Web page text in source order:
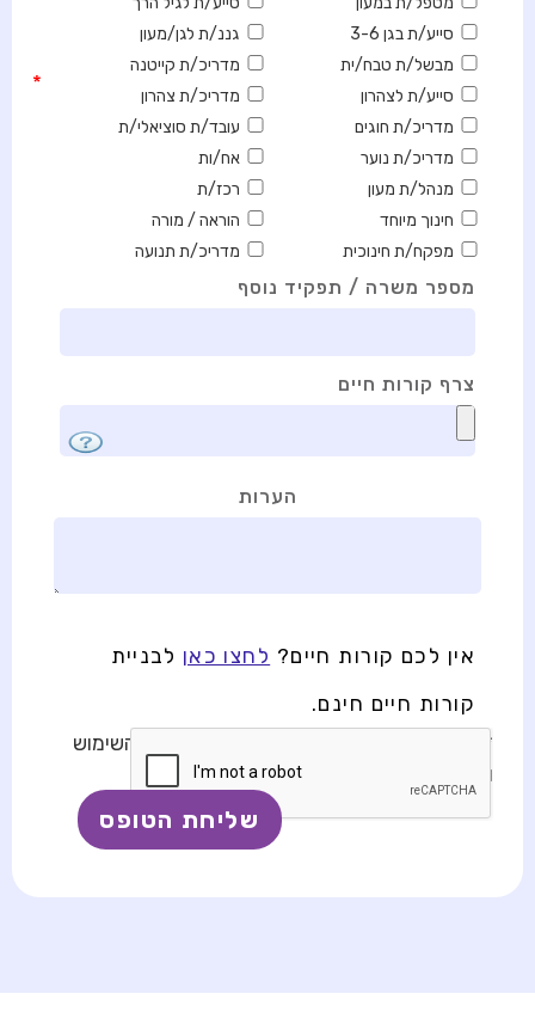
סייע/ת בגן 3-6
גננ/ת לגן/מעון
מבשל/ת טבח/ית
מדריכ/ת קייטנה
סייע/ת לצהרון
מדריכ/ת צהרון
מדריכ/ת חוגים
עובד/ת סוציאלי/ת
מדריכ/ת נוער
אח/ות
מנהל/ת מעון
רכז/ת
חינוך מיוחד
הוראה / מורה
מפקח/ת חינוכית
מדריכ/ת תנועה
מספר משרה / תפקיד נוסף
צרף קורות חיים
הערות
אין לכם קורות חיים? לחצו כאן לבניית
קורות חיים חינם.
*
* בשליחת טופס זה, אני מאשר/ת את תנאי השימוש
ומדיניות הפרטיות באתר